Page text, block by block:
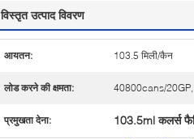
विस्तृत उत्पाद विवरण
आयतन: 103.5 मिली/कैन
लोड करने की क्षमता: 40800cans/
प्रमुखता देना: 103.5ml कलर्स